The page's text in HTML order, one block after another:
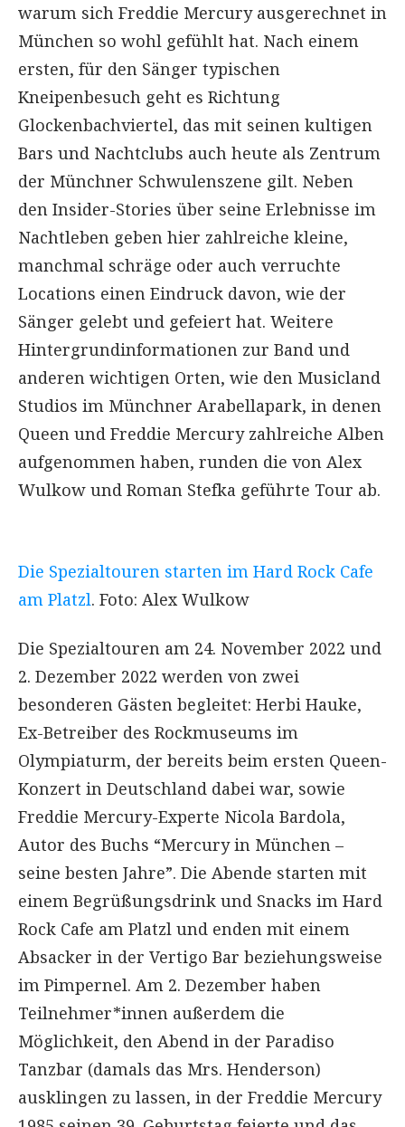
warum sich Freddie Mercury ausgerechnet in
München so wohl gefühlt hat. Nach einem
ersten, für den Sänger typischen
Kneipenbesuch geht es Richtung
Glockenbachviertel, das mit seinen kultigen
Bars und Nachtclubs auch heute als Zentrum
der Münchner Schwulenszene gilt. Neben
den Insider-Stories über seine Erlebnisse im
Nachtleben geben hier zahlreiche kleine,
manchmal schräge oder auch verruchte
Locations einen Eindruck davon, wie der
Sänger gelebt und gefeiert hat. Weitere
Hintergrundinformationen zur Band und
anderen wichtigen Orten, wie den Musicland
Studios im Münchner Arabellapark, in denen
Queen und Freddie Mercury zahlreiche Alben
aufgenommen haben, runden die von Alex
Wulkow und Roman Stefka geführte Tour ab.
Die Spezialtouren starten im Hard Rock Cafe
am Platzl. Foto: Alex Wulkow
Die Spezialtouren am 24. November 2022 und
2. Dezember 2022 werden von zwei
besonderen Gästen begleitet: Herbi Hauke,
Ex-Betreiber des Rockmuseums im
Olympiaturm, der bereits beim ersten Queen-
Konzert in Deutschland dabei war, sowie
Freddie Mercury-Experte Nicola Bardola,
Autor des Buchs “Mercury in München –
seine besten Jahre”. Die Abende starten mit
einem Begrüßungsdrink und Snacks im Hard
Rock Cafe am Platzl und enden mit einem
Absacker in der Vertigo Bar beziehungsweise
im Pimpernel. Am 2. Dezember haben
Teilnehmer*innen außerdem die
Möglichkeit, den Abend in der Paradiso
Tanzbar (damals das Mrs. Henderson)
ausklingen zu lassen, in der Freddie Mercury